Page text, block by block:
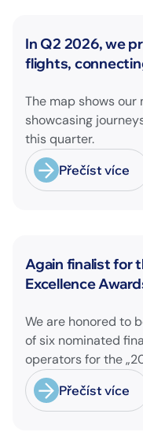
Novinky
In Q2 2026, we
flights,
The map shows
showcasing
this quarter.
Přečíst více
Novinky
Again finalist for
Excellence
We are honored to
of six nominated
operators for the
Awards“ in the
Charter Operator of
Přečíst více